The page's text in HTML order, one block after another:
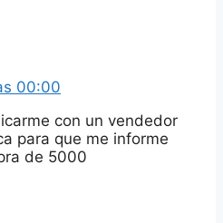
00:00
con un vendedor
para que me informe
de 5000